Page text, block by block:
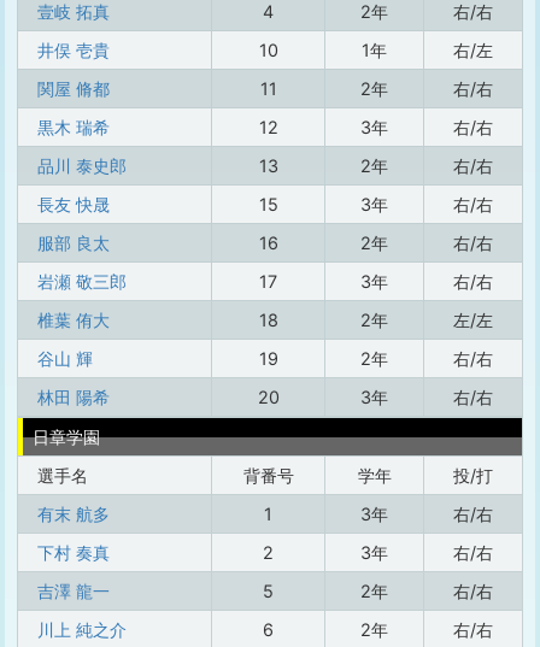
壹岐 拓真
4 2年
右/右
井俣 壱貴
10 1年
右/左
関屋 脩都
11 2年
右/右
黒木 瑞希
12 3年
右/右
品川 泰史郎
13 2年
右/右
長友 快晟
15 3年
右/右
服部 良太
16 2年
右/右
岩瀬 敬三郎
17 3年
右/右
椎葉 侑大
18 2年
左/左
谷山 輝
19 2年
右/右
林田 陽希
20 3年
右/右
日章学園
選手名
背番号 学年
投/打
有末 航多
1 3年
右/右
下村 奏真
2 3年
右/右
吉澤 龍一
5 2年
右/右
川上 純之介
6 2年
右/右